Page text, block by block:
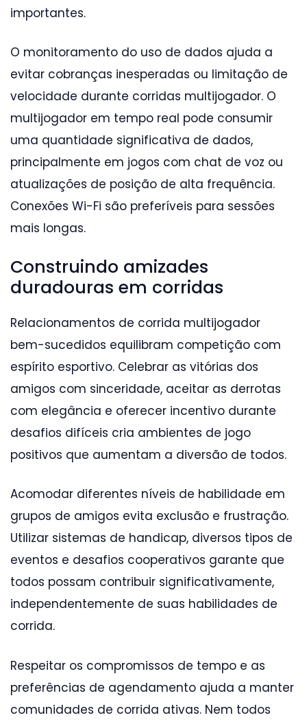
importantes.
O monitoramento do uso de dados ajuda a
evitar cobranças inesperadas ou limitação de
velocidade durante corridas multijogador. O
multijogador em tempo real pode consumir
uma quantidade significativa de dados,
principalmente em jogos com chat de voz ou
atualizações de posição de alta frequência.
Conexões Wi-Fi são preferíveis para sessões
mais longas.
Construindo amizades
duradouras em corridas
Relacionamentos de corrida multijogador
bem-sucedidos equilibram competição com
espírito esportivo. Celebrar as vitórias dos
amigos com sinceridade, aceitar as derrotas
com elegância e oferecer incentivo durante
desafios difíceis cria ambientes de jogo
positivos que aumentam a diversão de todos.
Acomodar diferentes níveis de habilidade em
grupos de amigos evita exclusão e frustração.
Utilizar sistemas de handicap, diversos tipos de
eventos e desafios cooperativos garante que
todos possam contribuir significativamente,
independentemente de suas habilidades de
corrida.
Respeitar os compromissos de tempo e as
preferências de agendamento ajuda a manter
comunidades de corrida ativas. Nem todos